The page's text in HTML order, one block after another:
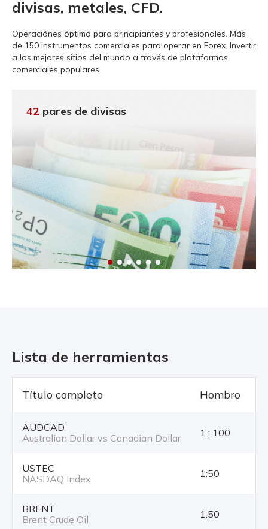
divisas, metales, CFD.
Operaciónes óptima para principiantes y profesionales. Más
de 150 instrumentos comerciales para operar en Forex. Invertir
a los mejores sitios del mundo a través de plataformas
comerciales populares.
42 pares de divisas
Lista de herramientas
Título completo Hombro
AUDCAD
Australian Dollar vs Canadian Dollar
1 : 100
USTEC
NASDAQ Index
1:50
BRENT
Brent Crude Oil
1:50